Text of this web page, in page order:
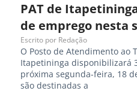
PAT de
de emprego nesta
Escrito por Redação
O Posto de Atendimento ao
Itapetininga disponibilizará
próxima segunda-feira, 18
são destinadas a